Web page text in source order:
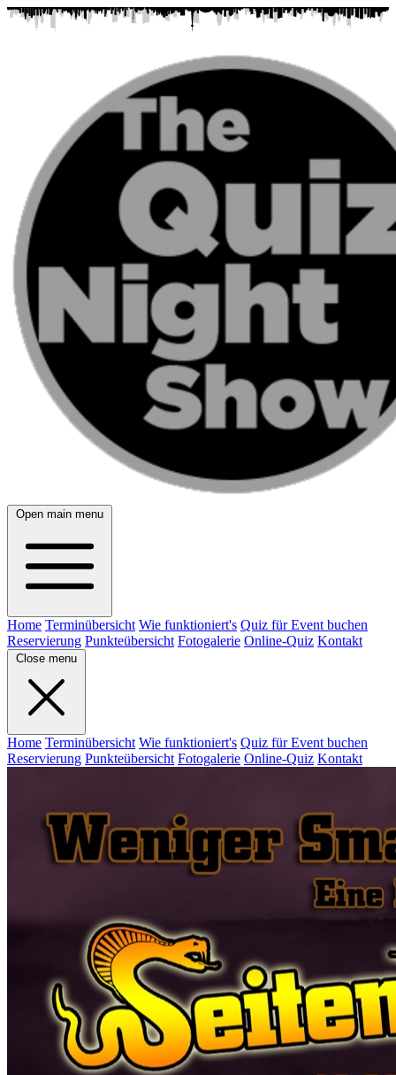
Open main menu
Home Terminübersicht Wie funktioniert's Quiz für Event buchen
Reservierung Punkteübersicht Fotogalerie Online-Quiz Kontakt
Close menu
Home Terminübersicht Wie funktioniert's Quiz für Event buchen
Reservierung Punkteübersicht Fotogalerie Online-Quiz Kontakt